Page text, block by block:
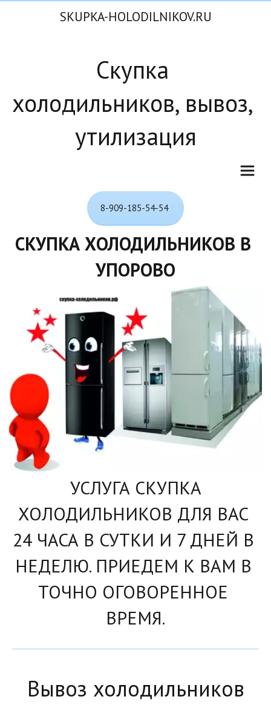
SKUPKA-HOLODILNIKOV.RU
Скупка
холодильников, вывоз,
утилизация
8-909-185-54-54
СКУПКА ХОЛОДИЛЬНИКОВ В
УПОРОВО
УСЛУГА СКУПКА
ХОЛОДИЛЬНИКОВ ДЛЯ ВАС
24 ЧАСА В СУТКИ И 7 ДНЕЙ В
НЕДЕЛЮ. ПРИЕДЕМ К ВАМ В
ТОЧНО ОГОВОРЕННОЕ
ВРЕМЯ.
Вывоз холодильников